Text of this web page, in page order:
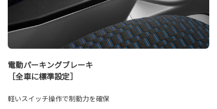
電動パーキングブレーキ
［全車に標準設定］
軽いスイッチ操作で制動力を確保